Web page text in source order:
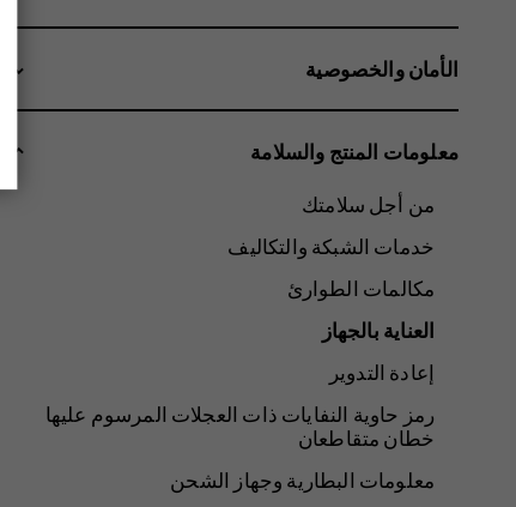
الأمان والخصوصية
معلومات المنتج والسلامة
من أجل سلامتك
خدمات الشبكة والتكاليف
مكالمات الطوارئ
العناية بالجهاز
إعادة التدوير
رمز حاوية النفايات ذات العجلات المرسوم عليها
خطان متقاطعان
معلومات البطارية وجهاز الشحن